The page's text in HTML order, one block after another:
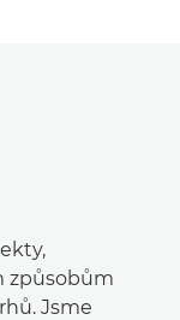
způsobům
Jsme